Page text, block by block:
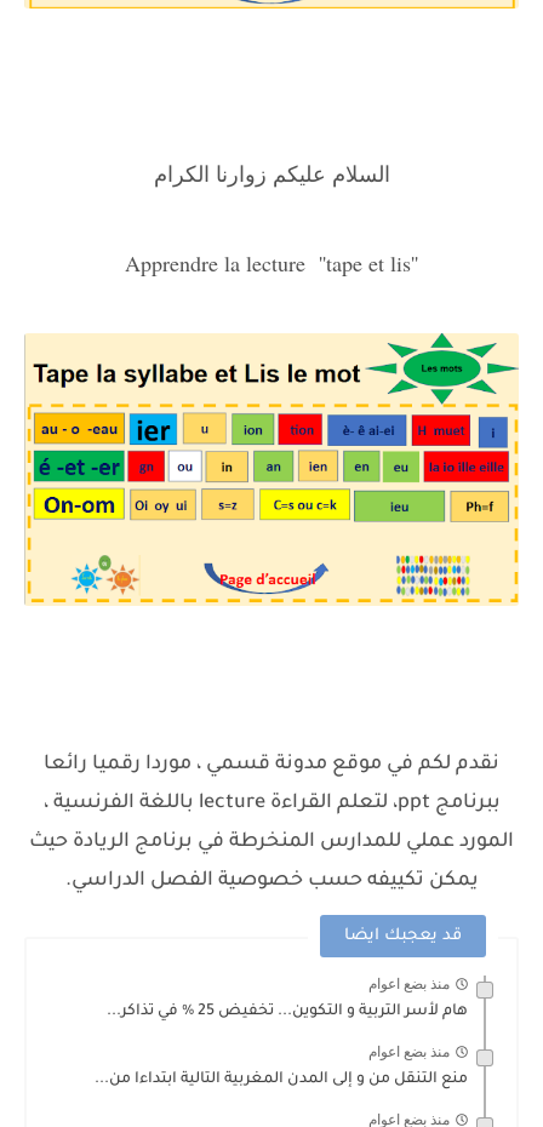
السلام عليكم زوارنا الكرام
Apprendre la lecture ''tape et lis''
نقدم لكم في موقع مدونة قسمي ، موردا رقميا رائعا
ببرنامج ppt، لتعلم القراءة lecture باللغة الفرنسية ،
المورد عملي للمدارس المنخرطة في برنامج الريادة حيث
يمكن تكييفه حسب خصوصية الفصل الدراسي.
قد يعجبك ايضا
منذ بضع اعوام
هام لأسر التربية و التكوين... تخفيض 25 % في تذاكر...
منذ بضع اعوام
منع التنقل من و إلى المدن المغربية التالية ابتداءا من...
منذ بضع اعوام